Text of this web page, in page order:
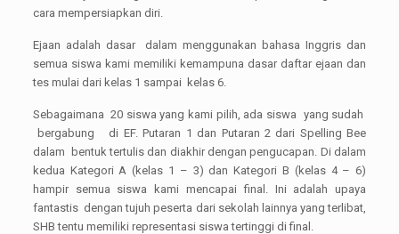
cara mempersiapkan diri.
Ejaan adalah dasar dalam menggunakan bahasa Inggris dan
semua siswa kami memiliki kemampuna dasar daftar ejaan dan
tes mulai dari kelas 1 sampai kelas 6.
Sebagaimana 20 siswa yang kami pilih, ada siswa yang sudah
bergabung di EF. Putaran 1 dan Putaran 2 dari Spelling Bee
dalam bentuk tertulis dan diakhir dengan pengucapan. Di dalam
kedua Kategori A (kelas 1 – 3) dan Kategori B (kelas 4 – 6)
hampir semua siswa kami mencapai final. Ini adalah upaya
fantastis dengan tujuh peserta dari sekolah lainnya yang terlibat,
SHB tentu memiliki representasi siswa tertinggi di final.